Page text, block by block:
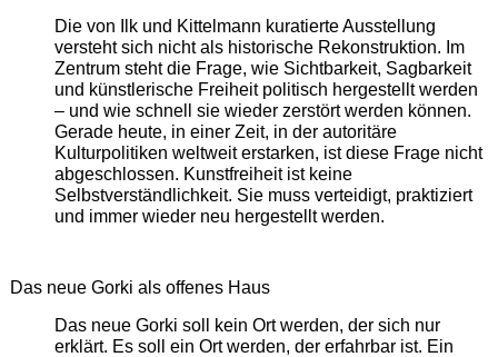
Die von Ilk und Kittelmann kuratierte Ausstellung
versteht sich nicht als historische Rekonstruktion. Im
Zentrum steht die Frage, wie Sichtbarkeit, Sagbarkeit
und künstlerische Freiheit politisch hergestellt werden
– und wie schnell sie wieder zerstört werden können.
Gerade heute, in einer Zeit, in der autoritäre
Kulturpolitiken weltweit erstarken, ist diese Frage nicht
abgeschlossen. Kunstfreiheit ist keine
Selbstverständlichkeit. Sie muss verteidigt, praktiziert
und immer wieder neu hergestellt werden.
Das neue Gorki als offenes Haus
Das neue Gorki soll kein Ort werden, der sich nur
erklärt. Es soll ein Ort werden, der erfahrbar ist. Ein